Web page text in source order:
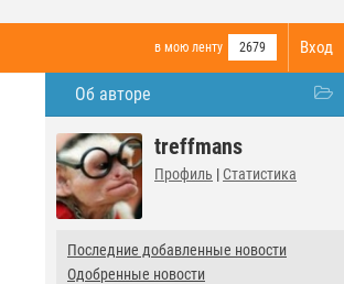
Вход
в мою ленту 2679
Об авторе
treffmans
Профиль | Статистика
Последние добавленные новости
Одобренные новости